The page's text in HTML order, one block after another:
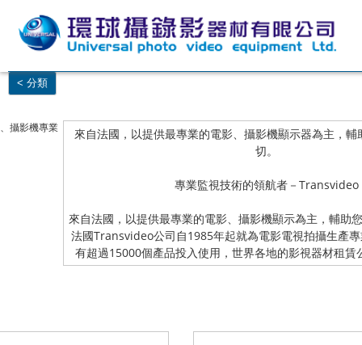
< 分類
攝影機專業
來自法國，以提供最專業的電影、攝影機顯示器為主，
切。
專業監視技術的領航者－Transvideo
來自法國，以提供最專業的電影、攝影機顯示為主，輔助
法國Transvideo公司自1985年起就為電影電視拍攝生產
有超過15000個產品投入使用，世界各地的影視器材租賃